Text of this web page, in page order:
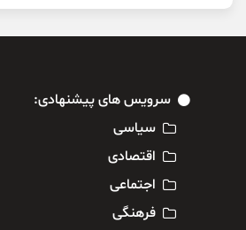
سرویس های پیشنهادی:
سیاسی
اقتصادی
اجتماعی
فرهنگی